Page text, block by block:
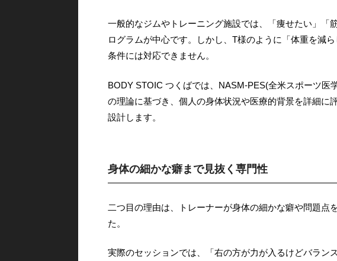
一般的なジムやトレーニング施設では、「痩せたい」「
ログラムが中心です。しかし、T様のように「体重を減
条件には対応できません。
BODY STOIC つくばでは、NASM-PES(全米スポーツ医
の理論に基づき、個人の身体状況や医療的背景を詳細に
設計します。
身体の細かな癖まで見抜く専門性
二つ目の理由は、トレーナーが身体の細かな癖や問題点
た。
実際のセッションでは、「右の方が力が入るけどバラン